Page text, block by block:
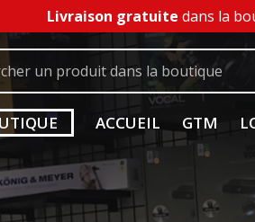
Livraison gratuite dans la
ACCUEIL GTM